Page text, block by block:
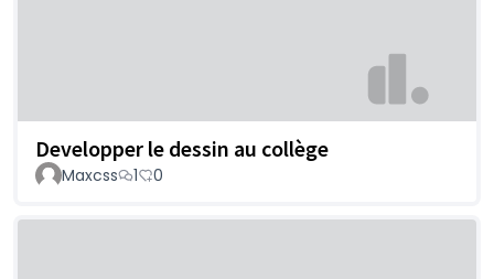
Developper le dessin au collège
Maxcss 1 0